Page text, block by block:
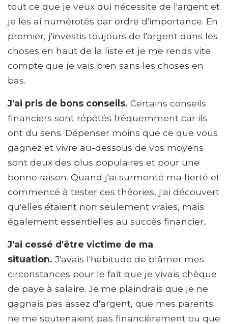
tout ce que je veux qui nécessite de l'argent et
je les ai numérotés par ordre d'importance. En
premier, j'investis toujours de l'argent dans les
choses en haut de la liste et je me rends vite
compte que je vais bien sans les choses en
bas.
J'ai pris de bons conseils. Certains conseils
financiers sont répétés fréquemment car ils
ont du sens. Dépenser moins que ce que vous
gagnez et vivre au-dessous de vos moyens
sont deux des plus populaires et pour une
bonne raison. Quand j'ai surmonté ma fierté et
commencé à tester ces théories, j'ai découvert
qu'elles étaient non seulement vraies, mais
également essentielles au succès financier..
J'ai cessé d'être victime de ma
situation. J'avais l'habitude de blâmer mes
circonstances pour le fait que je vivais chèque
de paye à salaire. Je me plaindrais que je ne
gagnais pas assez d'argent, que mes parents
ne me soutenaient pas financièrement ou que